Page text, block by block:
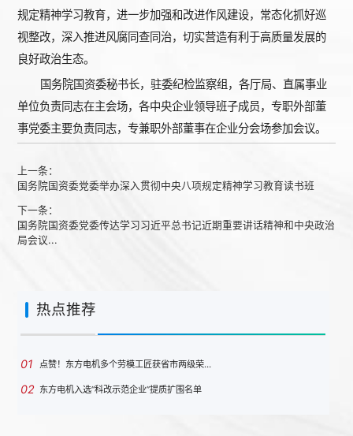
规定精神学习教育，进一步加强和改进作风建设，常态化抓好巡
视整改，深入推进风腐同查同治，切实营造有利于高质量发展的
良好政治生态。
国务院国资委秘书长，驻委纪检监察组，各厅局、直属事业
单位负责同志在主会场，各中央企业领导班子成员，专职外部董
事党委主要负责同志，专兼职外部董事在企业分会场参加会议。
上一条：
国务院国资委党委举办深入贯彻中央八项规定精神学习教育读书班
下一条：
国务院国资委党委传达学习习近平总书记近期重要讲话精神和中央政治
局会议...
热点推荐
01 点赞！东方电机多个劳模工匠获省市两级荣…
02 东方电机入选“科改示范企业”提质扩围名单